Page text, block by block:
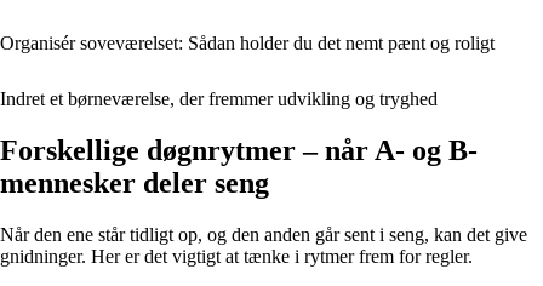
Organisér soveværelset: Sådan holder du det nemt pænt og roligt
Indret et børneværelse, der fremmer udvikling og tryghed
Forskellige døgnrytmer – når A- og B-
mennesker deler seng
Når den ene står tidligt op, og den anden går sent i seng, kan det give
gnidninger. Her er det vigtigt at tænke i rytmer frem for regler.